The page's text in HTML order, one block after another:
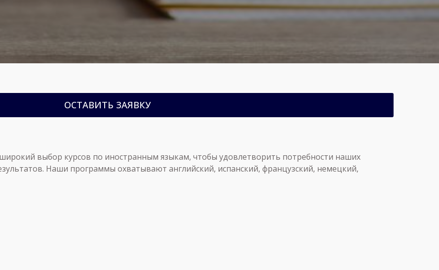
ОСТАВИТЬ ЗАЯВКУ
выбор курсов по иностранным языкам, чтобы удовлетворить потребности наших
Наши программы охватывают английский, испанский, французский, немецкий,